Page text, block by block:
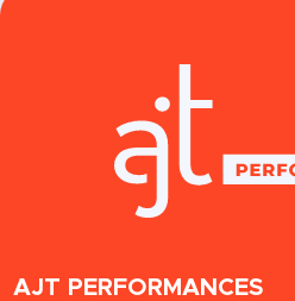
AJT PERFORMANCES